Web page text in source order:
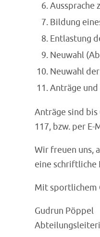
Aussprache
Bildung
Entlastung
Neuwahl
Neuwahl
Anträge
Anträge sind
117, bzw. per
Wir freuen uns,
eine schriftliche
Mit sportlichem
Gudrun Pöppel